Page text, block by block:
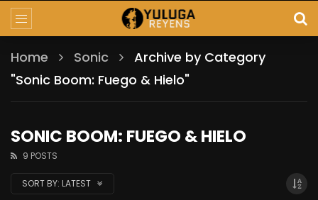
Home Sonic
Archive by Category
"Sonic Boom: Fuego & Hielo"
SONIC BOOM: FUEGO & HIELO
9 POSTS
SORT BY: LATEST